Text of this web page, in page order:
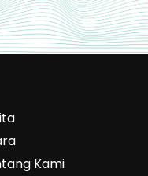
Kami